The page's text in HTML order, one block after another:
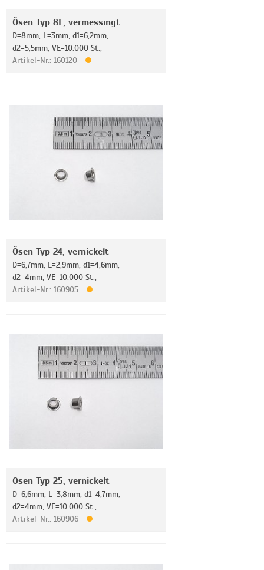
Ösen Typ 8E, vermessingt
D=8mm, L=3mm, d1=6,2mm,
d2=5,5mm, VE=10.000 St.,
Artikel-Nr.: 160120
Ösen Typ 24, vernickelt
D=6,7mm, L=2,9mm, d1=4,6mm,
d2=4mm, VE=10.000 St.,
Artikel-Nr.: 160905
Ösen Typ 25, vernickelt
D=6,6mm, L=3,8mm, d1=4,7mm,
d2=4mm, VE=10.000 St.,
Artikel-Nr.: 160906